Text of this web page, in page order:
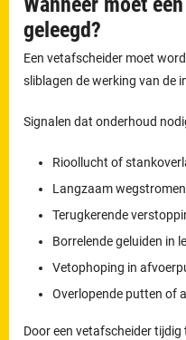
geleegd?
Een vetafscheider moet
sliblagen de werking van de
Signalen dat onderhoud
Rioollucht of
Langzaam
Terugkerende
Borrelende geluiden in
Vetophoping in
Overlopende putten of
Door een vetafscheider